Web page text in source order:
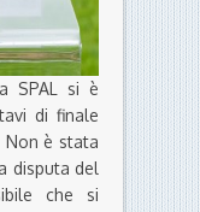
che si
Ciò
il nome
posto tra
ci sarà il
Le altre